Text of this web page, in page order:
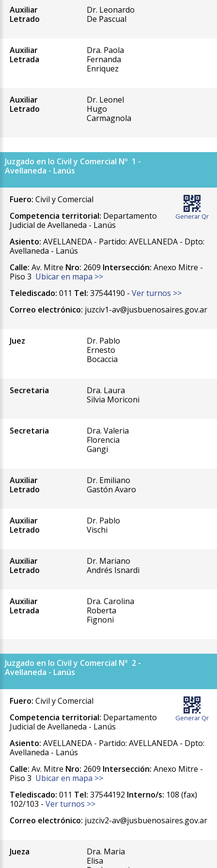
Auxiliar
Letrado
Dr. Leonardo
De Pascual
Auxiliar
Letrada
Dra. Paola
Fernanda
Enriquez
Auxiliar
Letrado
Dr. Leonel
Hugo
Carmagnola
Juzgado en lo Civil y Comercial Nº 1 -
Avellaneda - Lanús
Generar Qr
Fuero: Civil y Comercial
Competencia territorial: Departamento
Judicial de Avellaneda - Lanús
Asiento: AVELLANEDA - Partido: AVELLANEDA - Dpto:
Avellaneda - Lanús
Calle: Av. Mitre Nro: 2609 Intersección: Anexo Mitre -
Piso 3 Ubicar en mapa >>
Telediscado: 011 Tel: 37544190 - Ver turnos >>
Correo electrónico: juzciv1-av@jusbuenosaires.gov.ar
Juez
Dr. Pablo
Ernesto
Bocaccia
Secretaria
Dra. Laura
Silvia Moriconi
Secretaria
Dra. Valeria
Florencia
Gangi
Auxiliar
Letrado
Dr. Emiliano
Gastón Avaro
Auxiliar
Letrado
Dr. Pablo
Vischi
Auxiliar
Letrado
Dr. Mariano
Andrés Isnardi
Auxiliar
Letrada
Dra. Carolina
Roberta
Fignoni
Juzgado en lo Civil y Comercial Nº 2 -
Avellaneda - Lanús
Generar Qr
Fuero: Civil y Comercial
Competencia territorial: Departamento
Judicial de Avellaneda - Lanús
Asiento: AVELLANEDA - Partido: AVELLANEDA - Dpto:
Avellaneda - Lanús
Calle: Av. Mitre Nro: 2609 Intersección: Anexo Mitre -
Piso 3 Ubicar en mapa >>
Telediscado: 011 Tel: 37544192 Interno/s: 108 (fax)
102/103 - Ver turnos >>
Correo electrónico: juzciv2-av@jusbuenosaires.gov.ar
Jueza
Dra. Maria
Elisa